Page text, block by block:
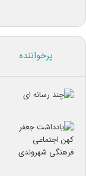
پرخواننده